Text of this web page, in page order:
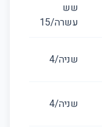
שש
עשרה/15
שניה/4
שניה/4